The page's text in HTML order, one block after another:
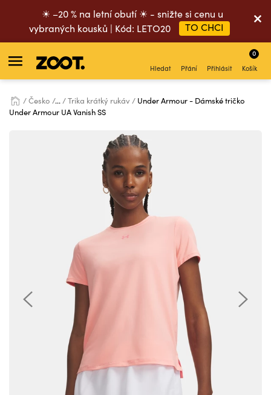
☀ –20 % na letní obutí ☀ - snižte si cenu u
vybraných kousků | Kód: LETO20
TO CHCI
Hledat Přání Přihlásit Košík
0
Česko ... Trika krátký rukáv
Under Armour - Dámské tričko
Under Armour UA Vanish SS